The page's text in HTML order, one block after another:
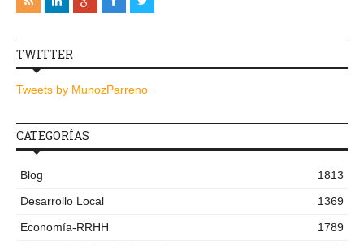
TWITTER
Tweets by MunozParreno
CATEGORÍAS
Blog
1813
Desarrollo Local
1369
Economía-RRHH
1789